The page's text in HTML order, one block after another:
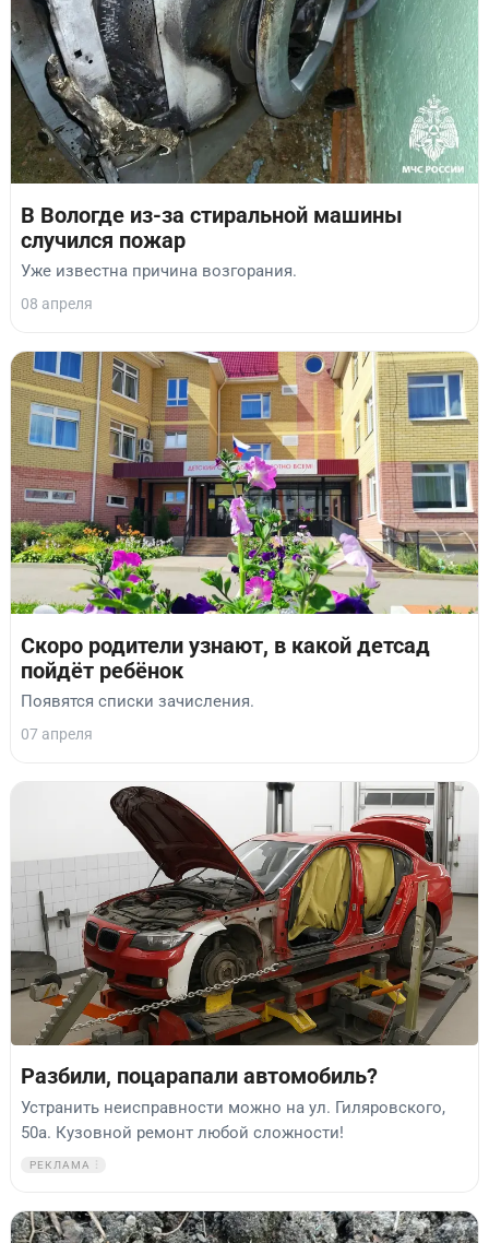
В Вологде из-за стиральной машины
случился пожар
Уже известна причина возгорания.
08 апреля
Скоро родители узнают, в какой детсад
пойдёт ребёнок
Появятся списки зачисления.
07 апреля
Разбили, поцарапали автомобиль?
Устранить неисправности можно на ул. Гиляровского,
50а. Кузовной ремонт любой сложности!
РЕКЛАМА